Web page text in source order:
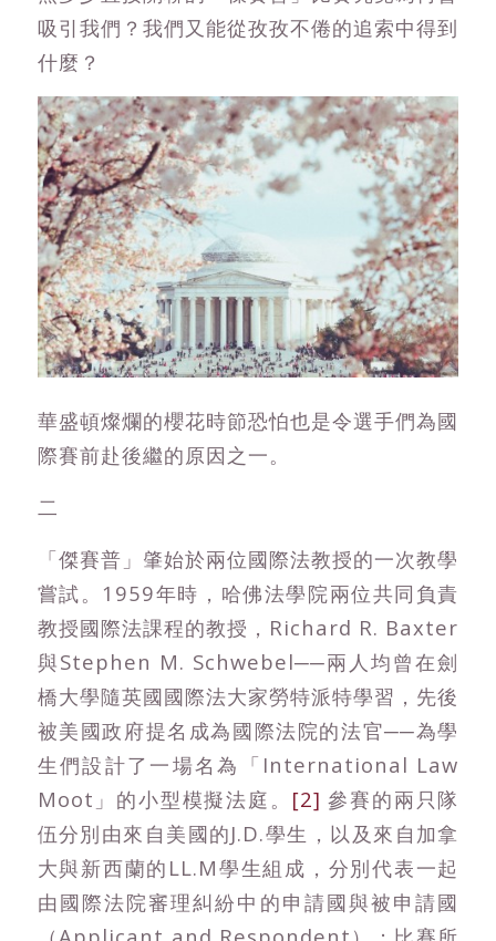
吸引我們？我們又能從孜孜不倦的追索中得到
什麼？
華盛頓燦爛的櫻花時節恐怕也是令選手們為國
際賽前赴後繼的原因之一。
二
「傑賽普」肇始於兩位國際法教授的一次教學
嘗試。1959年時，哈佛法學院兩位共同負責
教授國際法課程的教授，Richard R. Baxter
與Stephen M. Schwebel──兩人均曾在劍
橋大學隨英國國際法大家勞特派特學習，先後
被美國政府提名成為國際法院的法官──為學
生們設計了一場名為「International Law
Moot」的小型模擬法庭。 [2] 參賽的兩只隊
伍分別由來自美國的J.D.學生，以及來自加拿
大與新西蘭的LL.M學生組成，分別代表一起
由國際法院審理糾紛中的申請國與被申請國